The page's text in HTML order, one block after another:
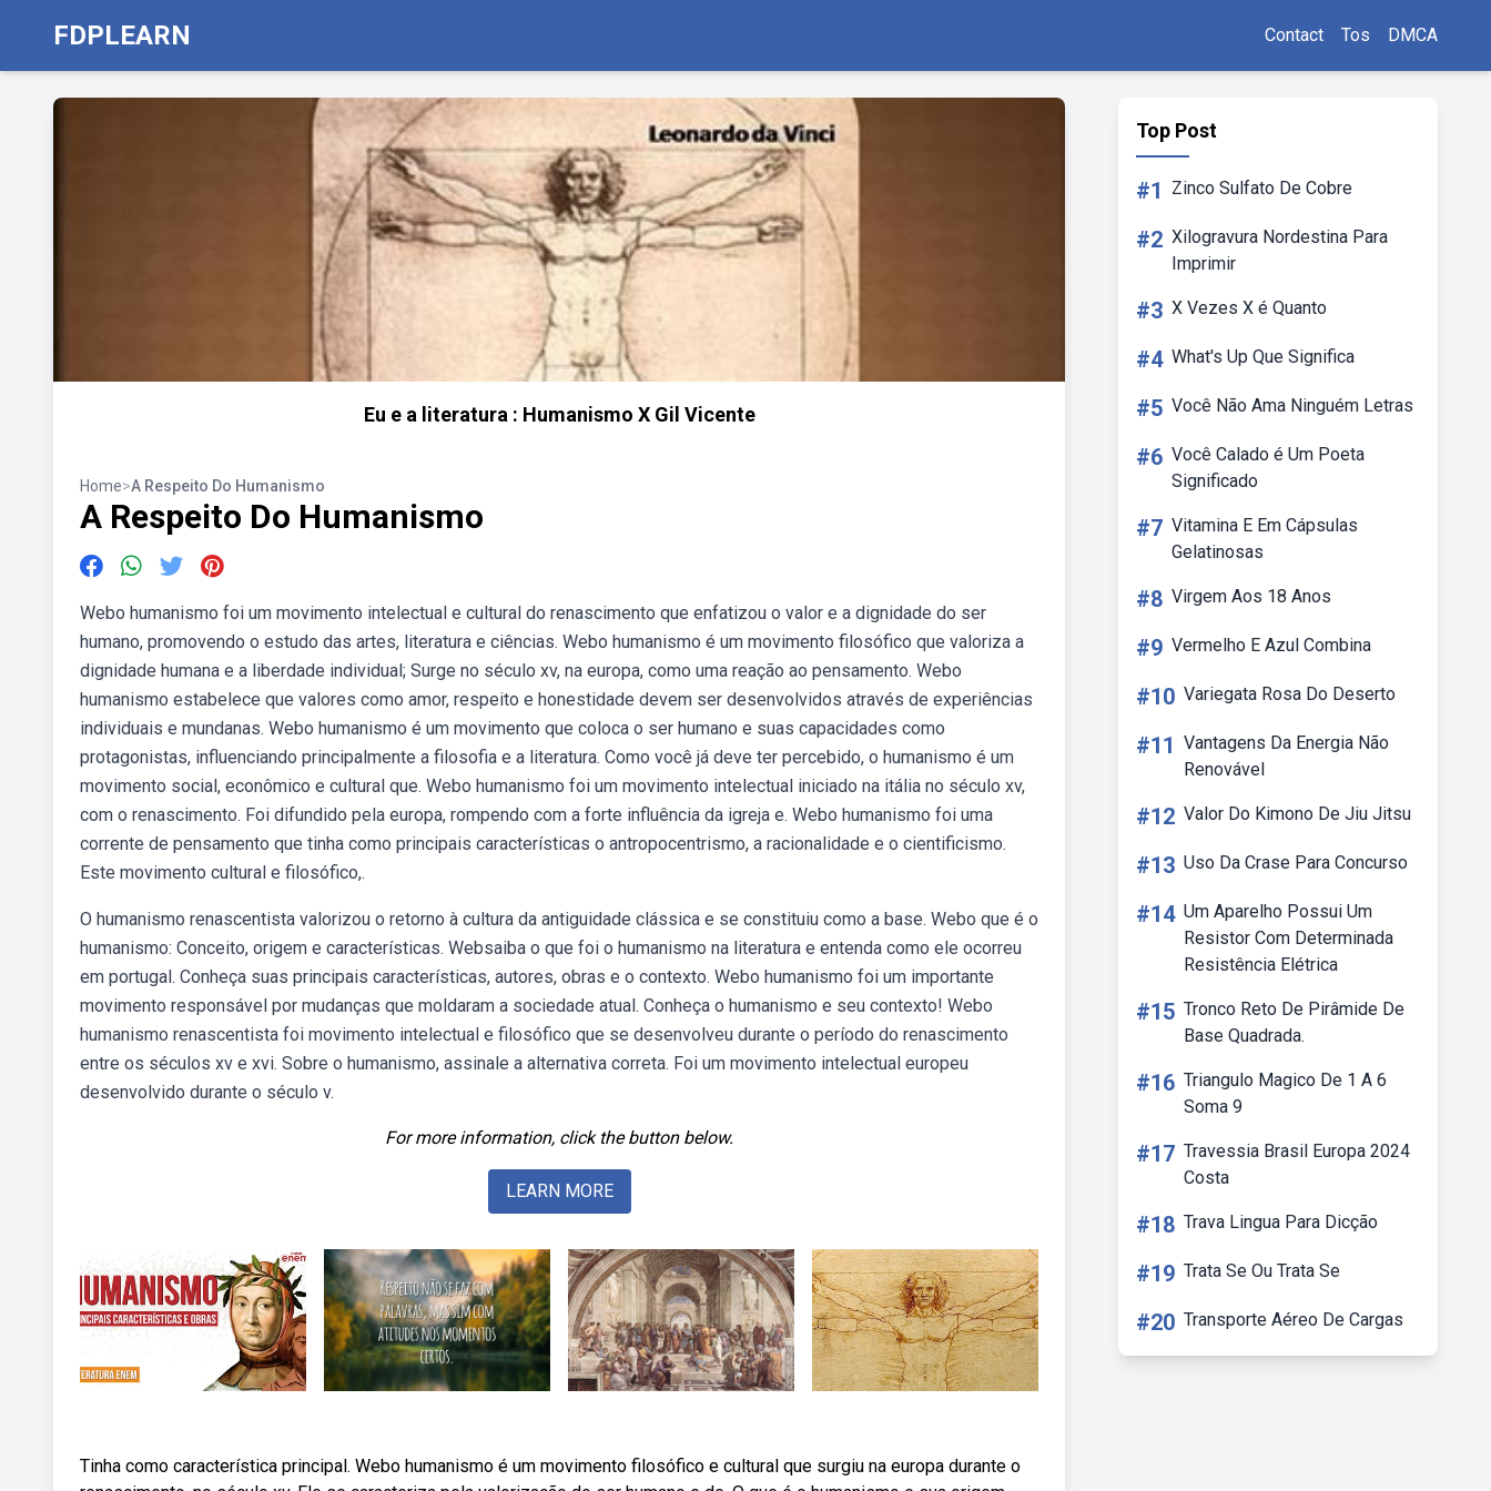
FDPLEARN Contact Tos DMCA
Eu e a literatura : Humanismo X Gil Vicente
Home>A Respeito Do Humanismo
A Respeito Do Humanismo
Webo humanismo foi um movimento intelectual e cultural do renascimento que enfatizou o valor e a dignidade do ser
humano, promovendo o estudo das artes, literatura e ciências. Webo humanismo é um movimento filosófico que valoriza a
dignidade humana e a liberdade individual; Surge no século xv, na europa, como uma reação ao pensamento. Webo
humanismo estabelece que valores como amor, respeito e honestidade devem ser desenvolvidos através de experiências
individuais e mundanas. Webo humanismo é um movimento que coloca o ser humano e suas capacidades como
protagonistas, influenciando principalmente a filosofia e a literatura. Como você já deve ter percebido, o humanismo é um
movimento social, econômico e cultural que. Webo humanismo foi um movimento intelectual iniciado na itália no século xv,
com o renascimento. Foi difundido pela europa, rompendo com a forte influência da igreja e. Webo humanismo foi uma
corrente de pensamento que tinha como principais características o antropocentrismo, a racionalidade e o cientificismo.
Este movimento cultural e filosófico,.
O humanismo renascentista valorizou o retorno à cultura da antiguidade clássica e se constituiu como a base. Webo que é o
humanismo: Conceito, origem e características. Websaiba o que foi o humanismo na literatura e entenda como ele ocorreu
em portugal. Conheça suas principais características, autores, obras e o contexto. Webo humanismo foi um importante
movimento responsável por mudanças que moldaram a sociedade atual. Conheça o humanismo e seu contexto! Webo
humanismo renascentista foi movimento intelectual e filosófico que se desenvolveu durante o período do renascimento
entre os séculos xv e xvi. Sobre o humanismo, assinale a alternativa correta. Foi um movimento intelectual europeu
desenvolvido durante o século v.
For more information, click the button below.
LEARN MORE
Tinha como característica principal. Webo humanismo é um movimento filosófico e cultural que surgiu na europa durante o
Top Post
#1 Zinco Sulfato De Cobre
#2 Xilogravura Nordestina Para
Imprimir
#3 X Vezes X é Quanto
#4 What's Up Que Significa
#5 Você Não Ama Ninguém Letras
#6 Você Calado é Um Poeta
Significado
#7 Vitamina E Em Cápsulas
Gelatinosas
#8 Virgem Aos 18 Anos
#9 Vermelho E Azul Combina
#10 Variegata Rosa Do Deserto
#11 Vantagens Da Energia Não
Renovável
#12 Valor Do Kimono De Jiu Jitsu
#13 Uso Da Crase Para Concurso
#14 Um Aparelho Possui Um
Resistor Com Determinada
Resistência Elétrica
#15 Tronco Reto De Pirâmide De
Base Quadrada.
#16 Triangulo Magico De 1 A 6
Soma 9
#17 Travessia Brasil Europa 2024
Costa
#18 Trava Lingua Para Dicção
#19 Trata Se Ou Trata Se
#20 Transporte Aéreo De Cargas